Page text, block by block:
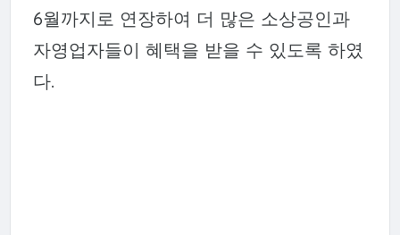
6월까지로 연장하여 더 많은 소상공인과
자영업자들이 혜택을 받을 수 있도록 하였
다.